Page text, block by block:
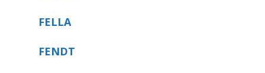
FELLA
FENDT